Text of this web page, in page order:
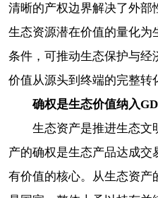
清晰的产权边界解决了外部
生态资源潜在价值的量化为
条件，可推动生态保护与经
价值从源头到终端的完整转
确权是生态价值纳入
生态资产是推进生态文
产的确权是生态产品达成交
有价值的核心。从生态资产